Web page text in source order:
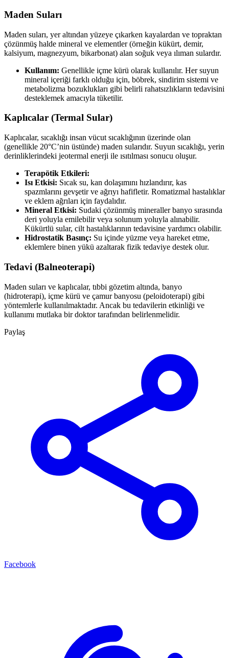
Maden Suları
Maden suları, yer altından yüzeye çıkarken kayalardan ve topraktan
çözünmüş halde mineral ve elementler (örneğin kükürt, demir,
kalsiyum, magnezyum, bikarbonat) alan soğuk veya ılıman sulardır.
Kullanım: Genellikle içme kürü olarak kullanılır. Her suyun
mineral içeriği farklı olduğu için, böbrek, sindirim sistemi ve
metabolizma bozuklukları gibi belirli rahatsızlıkların tedavisini
desteklemek amacıyla tüketilir.
Kaplıcalar (Termal Sular)
Kaplıcalar, sıcaklığı insan vücut sıcaklığının üzerinde olan
(genellikle 20°C’nin üstünde) maden sularıdır. Suyun sıcaklığı, yerin
derinliklerindeki jeotermal enerji ile ısıtılması sonucu oluşur.
Terapötik Etkileri:
Isı Etkisi: Sıcak su, kan dolaşımını hızlandırır, kas
spazmlarını gevşetir ve ağrıyı hafifletir. Romatizmal hastalıklar
ve eklem ağrıları için faydalıdır.
Mineral Etkisi: Sudaki çözünmüş mineraller banyo sırasında
deri yoluyla emilebilir veya solunum yoluyla alınabilir.
Kükürtlü sular, cilt hastalıklarının tedavisine yardımcı olabilir.
Hidrostatik Basınç: Su içinde yüzme veya hareket etme,
eklemlere binen yükü azaltarak fizik tedaviye destek olur.
Tedavi (Balneoterapi)
Maden suları ve kaplıcalar, tıbbi gözetim altında, banyo
(hidroterapi), içme kürü ve çamur banyosu (peloidoterapi) gibi
yöntemlerle kullanılmaktadır. Ancak bu tedavilerin etkinliği ve
kullanımı mutlaka bir doktor tarafından belirlenmelidir.
Paylaş
Facebook